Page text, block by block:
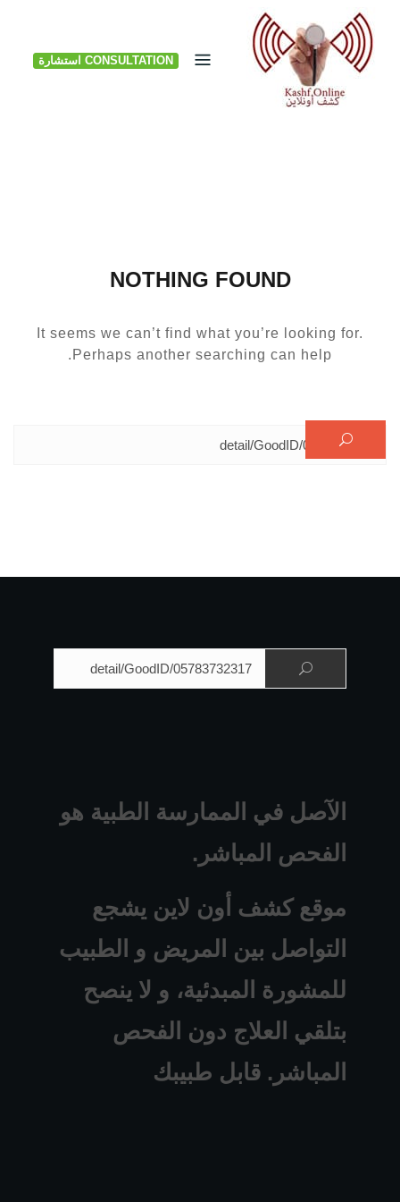
Skip
content
CONSULTATION استشارة
NOTHING FOUND
It seems we can’t find what you’re looking for.
Perhaps another searching can help.
البحث عن:
الآصل في الممارسة الطبية هو
الفحص المباشر.
موقع كشف أون لاين يشجع
التواصل بين المريض و الطبيب
للمشورة المبدئية، و لا ينصح
بتلقي العلاج دون الفحص
المباشر. قابل طبيبك